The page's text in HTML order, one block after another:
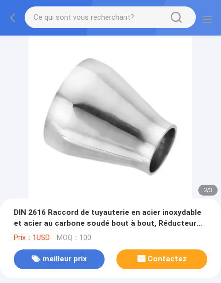
2/3
DIN 2616 Raccord de tuyauterie en acier inoxydable
et acier au carbone soudé bout à bout, Réducteur
concentrique
Prix：1USD MOQ：100
meilleur prix Contactez